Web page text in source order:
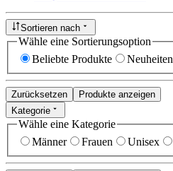
Sortieren nach
Wähle eine Sortierungsoption
Beliebte Produkte
Neuheiten
Zurücksetzen
Produkte anzeigen
Kategorie
Wähle eine Kategorie
Männer
Frauen Unisex